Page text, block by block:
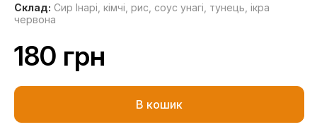
Склад: Сир Інарі, кімчі, рис, соус унагі, тунець, ікра
червона
180 грн
В кошик